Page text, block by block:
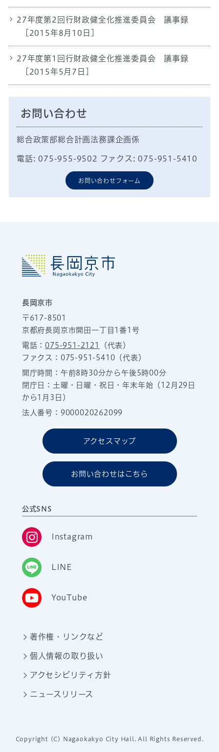
27年度第2回行財政健全化推進委員会 議事録
[2015年8月10日]
27年度第1回行財政健全化推進委員会 議事録
[2015年5月7日]
お問い合わせ
総合政策部総合計画法務課企画係
電話: 075-955-9502 ファクス: 075-951-5410
お問い合わせフォーム
長岡京市
〒617-8501
京都府長岡京市開田一丁目1番1号
電話：075-951-2121
（代表）
ファクス：075-951-5410（代表）
開庁時間：午前8時30分から午後5時00分
閉庁日：土曜・日曜・祝日・年末年始（12月29日
から1月3日）
法人番号：9000020262099
アクセスマップ
お問い合わせはこちら
公式SNS
Instagram
LINE
YouTube
著作権・リンクなど
個人情報の取り扱い
アクセシビリティ方針
ニュースリリース
Copyright (C) Nagaokakyo City Hall. All Rights Reserved.